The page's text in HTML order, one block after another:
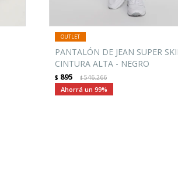
PANTALÓN DE JEAN SUPER
CINTURA ALTA - NEGRO
$ 895 $546.266
99